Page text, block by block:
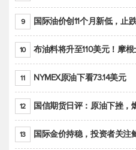
9 国际油价创11个月新低，止
10 布油料将升至110美元！摩根士
11 NYMEX原油下看73.14美元
12 国信期货日评：原油下挫，
13 国际金价持稳，投资者关注